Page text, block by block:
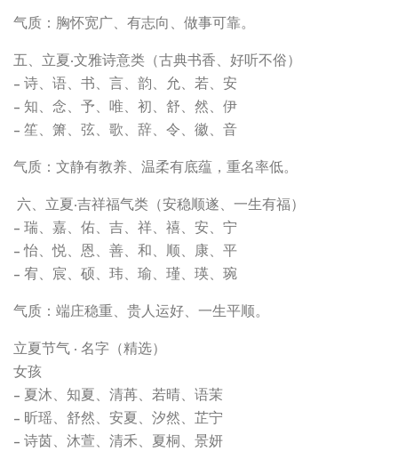
气质：胸怀宽广、有志向、做事可靠。
五、立夏·文雅诗意类（古典书香、好听不俗）
- 诗、语、书、言、韵、允、若、安
- 知、念、予、唯、初、舒、然、伊
- 笙、箫、弦、歌、辞、令、徽、音
气质：文静有教养、温柔有底蕴，重名率低。
六、立夏·吉祥福气类（安稳顺遂、一生有福）
- 瑞、嘉、佑、吉、祥、禧、安、宁
- 怡、悦、恩、善、和、顺、康、平
- 宥、宸、硕、玮、瑜、瑾、瑛、琬
气质：端庄稳重、贵人运好、一生平顺。
立夏节气 · 名字（精选）
女孩
- 夏沐、知夏、清苒、若晴、语茉
- 昕瑶、舒然、安夏、汐然、芷宁
- 诗茵、沐萱、清禾、夏桐、景妍